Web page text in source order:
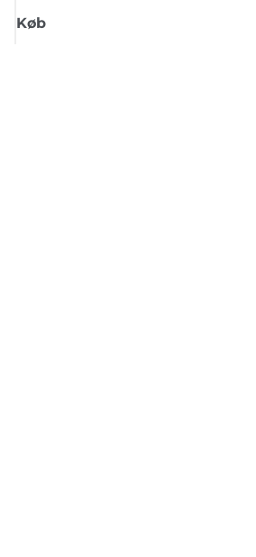
Køb